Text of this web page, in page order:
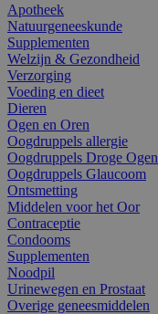
Apotheek
Natuurgeneeskunde
Supplementen
Welzijn & Gezondheid
Verzorging
Voeding en dieet
Dieren
Ogen en Oren
Oogdruppels allergie
Oogdruppels Droge Ogen
Oogdruppels Glaucoom
Ontsmetting
Middelen voor het Oor
Contraceptie
Condooms
Supplementen
Noodpil
Urinewegen en Prostaat
Overige geneesmiddelen